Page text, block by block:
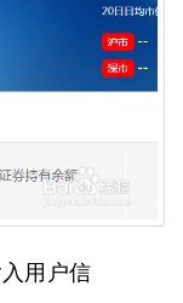
用户信